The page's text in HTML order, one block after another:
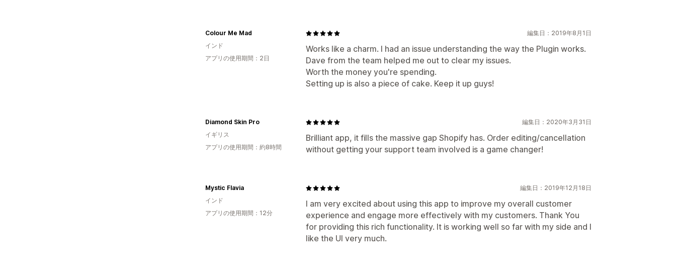
編集日：2019年8月1日
Works like a charm. I had an issue understanding the way the Plugin works.
Dave from the team helped me out to clear my issues.
Worth the money you're spending.
Setting up is also a piece of cake. Keep it up guys!
Colour Me Mad
インド
アプリの使用期間：2日
編集日：2020年3月31日
Brilliant app, it fills the massive gap Shopify has. Order editing/cancellation
without getting your support team involved is a game changer!
Diamond Skin Pro
イギリス
アプリの使用期間：約8時間
編集日：2019年12月18日
I am very excited about using this app to improve my overall customer
experience and engage more effectively with my customers. Thank You
for providing this rich functionality. It is working well so far with my side and I
like the UI very much.
Mystic Flavia
インド
アプリの使用期間：12分